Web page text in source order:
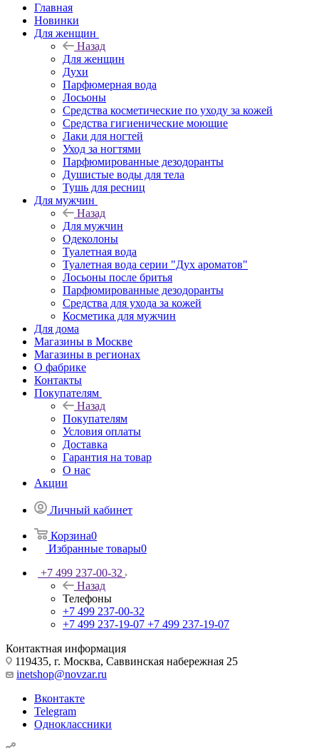
Главная
Новинки
Для женщин
Назад
Для женщин
Духи
Парфюмерная вода
Лосьоны
Средства косметические по уходу за кожей
Средства гигиенические моющие
Лаки для ногтей
Уход за ногтями
Парфюмированные дезодоранты
Душистые воды для тела
Тушь для ресниц
Для мужчин
Назад
Для мужчин
Одеколоны
Туалетная вода
Туалетная вода серии "Дух ароматов"
Лосьоны после бритья
Парфюмированные дезодоранты
Средства для ухода за кожей
Косметика для мужчин
Для дома
Магазины в Москве
Магазины в регионах
О фабрике
Контакты
Покупателям
Назад
Покупателям
Условия оплаты
Доставка
Гарантия на товар
О нас
Акции
Личный кабинет
Корзина0
Избранные товары0
+7 499 237-00-32
Назад
Телефоны
+7 499 237-00-32
+7 499 237-19-07 +7 499 237-19-07
Контактная информация
119435, г. Москва, Саввинская набережная 25
inetshop@novzar.ru
Вконтакте
Telegram
Одноклассники